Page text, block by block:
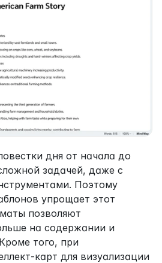
дня от начала до
задачей, даже с
Поэтому
упрощает этот
позволяют
на содержании и
того, при
карт для визуализации